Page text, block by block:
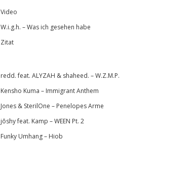
Video
W.i.g.h. – Was ich gesehen habe
Zitat
redd. feat. ALYZAH & shaheed. – W.Z.M.P.
Kensho Kuma – Immigrant Anthem
Jones & SterilOne – Penelopes Arme
jōshy feat. Kamp – WEEN Pt. 2
Funky Umhang – Hiob